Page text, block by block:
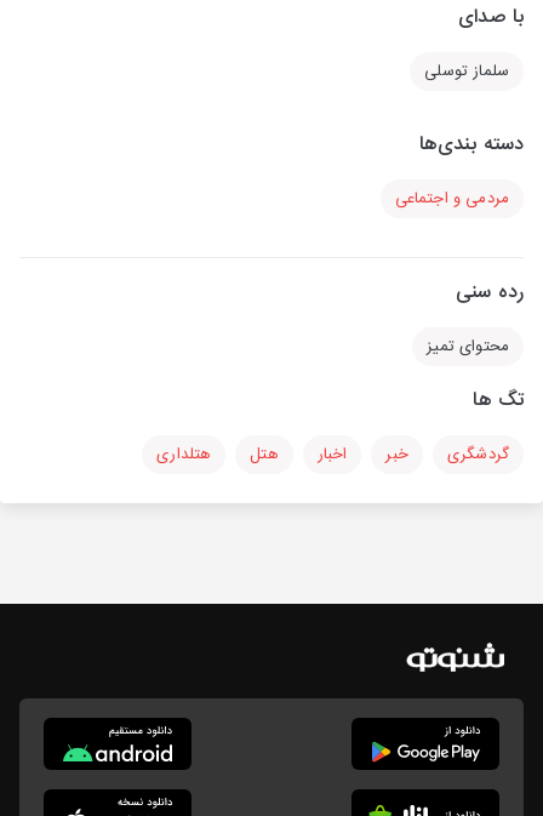
با صدای
سلماز توسلی
دسته بندی‌ها
مردمی و اجتماعی
رده سنی
محتوای تمیز
تگ ها
گردشگری خبر اخبار هتل هتلداری